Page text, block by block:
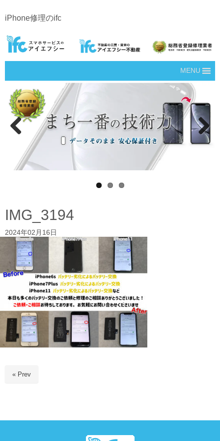
iPhone修理のifc
MENU
Next
IMG_3194
2024年02月16日
« Prev